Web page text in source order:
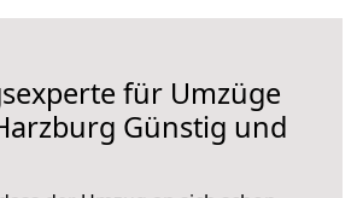
für Umzüge
Günstig und